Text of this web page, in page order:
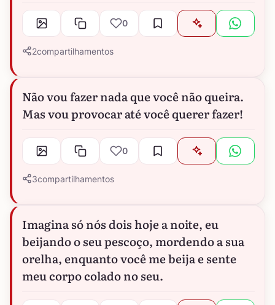
0
2compartilhamentos
Não vou fazer nada que você não queira.
Mas vou provocar até você querer fazer!
0
3compartilhamentos
Imagina só nós dois hoje a noite, eu
beijando o seu pescoço, mordendo a sua
orelha, enquanto você me beija e sente
meu corpo colado no seu.